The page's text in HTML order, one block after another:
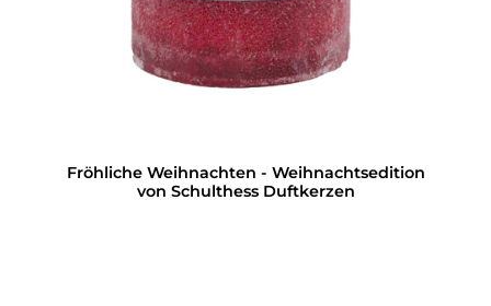
Fröhliche Weihnachten - Weihnachtsedition
von Schulthess Duftkerzen